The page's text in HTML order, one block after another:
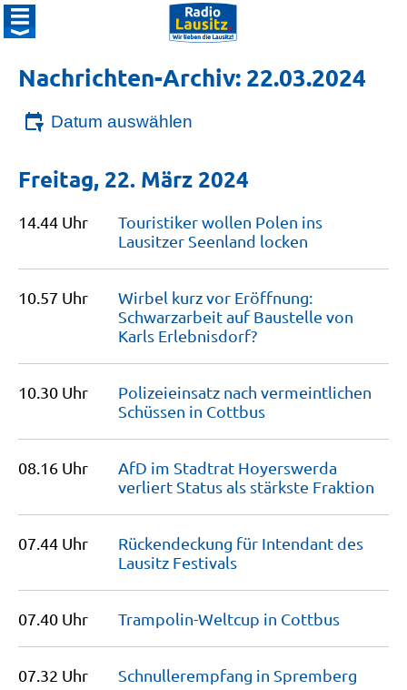
Nachrichten-Archiv: 22.03.2024
Datum auswählen
Freitag, 22. März 2024
14.44 Uhr
Touristiker wollen Polen ins
Lausitzer Seenland locken
10.57 Uhr
Wirbel kurz vor Eröffnung:
Schwarzarbeit auf Baustelle von
Karls Erlebnisdorf?
10.30 Uhr
Polizeieinsatz nach vermeintlichen
Schüssen in Cottbus
08.16 Uhr
AfD im Stadtrat Hoyerswerda
verliert Status als stärkste Fraktion
07.44 Uhr
Rückendeckung für Intendant des
Lausitz Festivals
07.40 Uhr Trampolin-Weltcup in Cottbus
07.32 Uhr Schnullerempfang in Spremberg